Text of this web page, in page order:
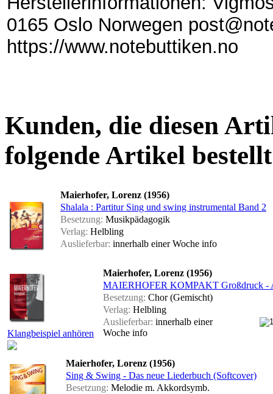
0165 Oslo Norwegen
https://www.notebuttiken.no
Kunden, die diesen
folgende Artikel
Maierhofer, Lorenz (1956)
Shalala : Partitur Sing und swing instrumental Band 2
Besetzung: Musikpädagogik
Verlag: Helbling
Auslieferbar: innerhalb einer Woche info
Klangbeispiel anhören
Maierhofer, Lorenz (1956)
MAIERHOFER KOMPAKT Großdruck -
Besetzung: Chor (Gemischt)
Verlag: Helbling
Auslieferbar: innerhalb einer
Woche info
Maierhofer, Lorenz (1956)
Sing & Swing - Das neue Liederbuch (Softcover)
Besetzung: Melodie m. Akkordsymb.